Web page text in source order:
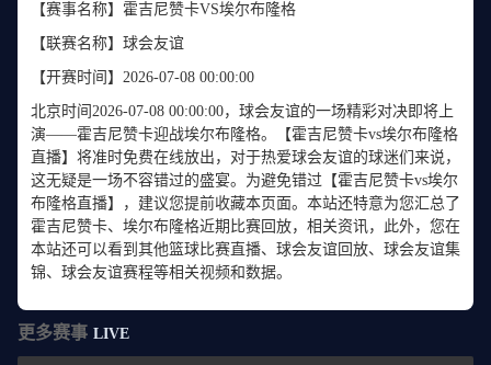
【赛事名称】 霍吉尼赞卡VS埃尔布隆格
【联赛名称】 球会友谊
【开赛时间】 2026-07-08 00:00:00
北京时间2026-07-08 00:00:00，球会友谊的一场精彩对决即将上
演——霍吉尼赞卡迎战埃尔布隆格。【霍吉尼赞卡vs埃尔布隆格
直播】将准时免费在线放出，对于热爱球会友谊的球迷们来说，
这无疑是一场不容错过的盛宴。为避免错过【霍吉尼赞卡vs埃尔
布隆格直播】，建议您提前收藏本页面。本站还特意为您汇总了
霍吉尼赞卡、埃尔布隆格近期比赛回放，相关资讯，此外，您在
本站还可以看到其他篮球比赛直播、球会友谊回放、球会友谊集
锦、球会友谊赛程等相关视频和数据。
更多赛事 LIVE